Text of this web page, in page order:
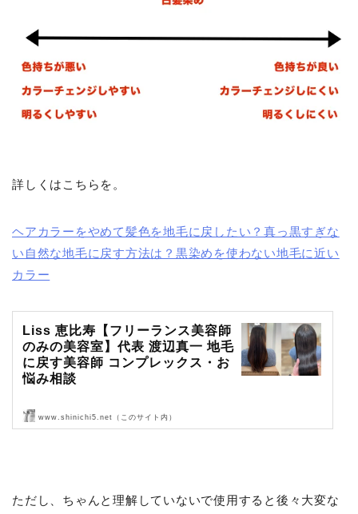
詳しくはこちらを。
ヘアカラーをやめて髪色を地毛に戻したい？真っ黒すぎな
い自然な地毛に戻す方法は？黒染めを使わない地毛に近い
カラー
Liss 恵比寿【フリーランス美容師
のみの美容室】代表 渡辺真一 地毛
に戻す美容師 コンプレックス・お
悩み相談
Liss 恵比寿【フリーランス美容師のみの美容室】代表 渡辺真一 地毛
www.shinichi5.net（このサイト内）
ただし、ちゃんと理解していないで使用すると後々大変な